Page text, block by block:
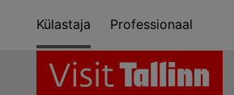
Külastaja Professionaal